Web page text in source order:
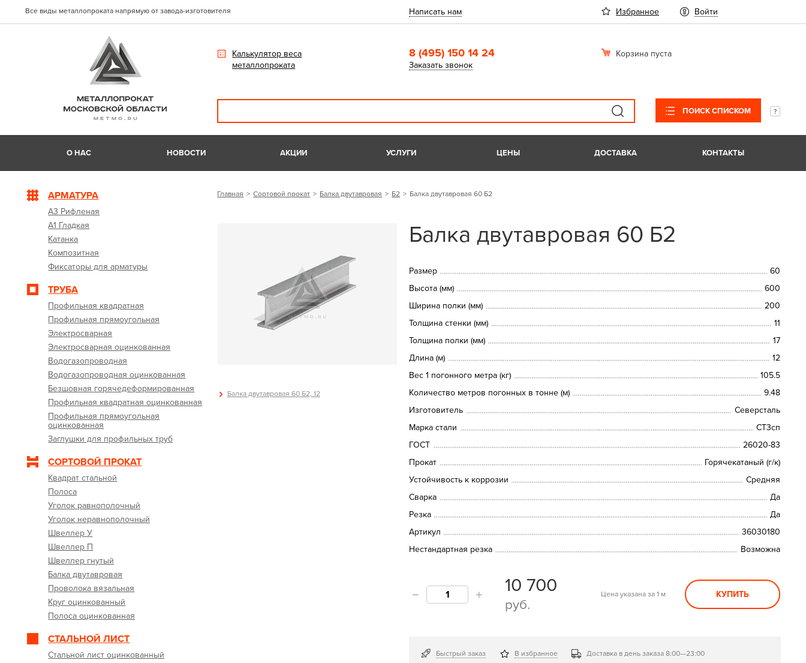
Все виды металлопроката напрямую от завода-изготовителя Написать нам Избранное Войти
Калькулятор веса
металлопроката
8 (495) 150 14 24
Заказать звонок
Корзина пуста
ПОИСК СПИСКОМ
О НАС НОВОСТИ АКЦИИ УСЛУГИ ЦЕНЫ ДОСТАВКА КОНТАКТЫ
АРМАТУРА
А3 Рифленая
А1 Гладкая
Катанка
Композитная
Фиксаторы для арматуры
ТРУБА
Профильная квадратная
Профильная прямоугольная
Электросварная
Электросварная оцинкованная
Водогазопроводная
Водогазопроводная оцинкованная
Безшовная горячедеформированная
Профильная квадратная оцинкованная
Профильная прямоугольная
оцинкованная
Заглушки для профильных труб
СОРТОВОЙ ПРОКАТ
Квадрат стальной
Полоса
Уголок равнополочный
Уголок неравнополочный
Швеллер У
Швеллер П
Швеллер гнутый
Балка двутавровая
Проволока вязальная
Круг оцинкованный
Полоса оцинкованная
СТАЛЬНОЙ ЛИСТ
Стальной лист оцинкованный
Главная Сортовой прокат Балка двутавровая Б2 Балка двутавровая 60 Б2
Балка двутавровая 60 Б2, 12
Балка двутавровая 60 Б2
Размер
60
Высота (мм)
600
Ширина полки (мм)
200
Толщина стенки (мм)
11
Толщина полки (мм)
17
Длина (м)
12
Вес 1 погонного метра (кг)
105.5
Количество метров погонных в тонне (м)
9.48
Изготовитель
Северсталь
Марка стали
СТ3сп
ГОСТ
26020-83
Прокат
Горячекатаный (г/к)
Устойчивость к коррозии
Средняя
Сварка
Да
Резка
Да
Артикул
36030180
Нестандартная резка
Возможна
10 700
руб.
Цена указана за 1 м КУПИТЬ
Быстрый заказ В избранное Доставка в день заказа 8:00—23:00